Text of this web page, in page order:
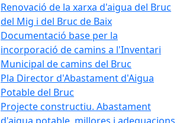
Renovació de la xarxa d'aigua del Bruc
del Mig i del Bruc de Baix
Documentació base per la
incorporació de camins a l'Inventari
Municipal de camins del Bruc
Pla Director d'Abastament d'Aigua
Potable del Bruc
Projecte constructiu. Abastament